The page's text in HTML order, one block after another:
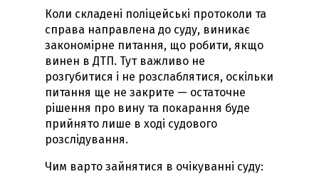
Коли складені поліцейські протоколи та
справа направлена до суду, виникає
закономірне питання, що робити, якщо
винен в ДТП. Тут важливо не
розгубитися і не розслаблятися, оскільки
питання ще не закрите — остаточне
рішення про вину та покарання буде
прийнято лише в ході судового
розслідування.
Чим варто зайнятися в очікуванні суду: